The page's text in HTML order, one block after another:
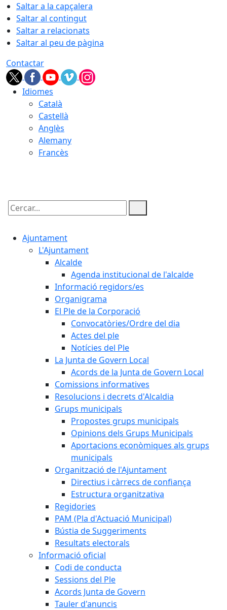
Saltar a la capçalera
Saltar al contingut
Saltar a relacionats
Saltar al peu de pàgina
Contactar
Idiomes
Català
Castellà
Anglès
Alemany
Francès
Cercar:
Ajuntament
L'Ajuntament
Alcalde
Agenda institucional de l'alcalde
Informació regidors/es
Organigrama
El Ple de la Corporació
Convocatòries/Ordre del dia
Actes del ple
Notícies del Ple
La Junta de Govern Local
Acords de la Junta de Govern Local
Comissions informatives
Resolucions i decrets d'Alcaldia
Grups municipals
Propostes grups municipals
Opinions dels Grups Municipals
Aportacions econòmiques als grups
municipals
Organització de l'Ajuntament
Directius i càrrecs de confiança
Estructura organitzativa
Regidories
PAM (Pla d'Actuació Municipal)
Bústia de Suggeriments
Resultats electorals
Informació oficial
Codi de conducta
Sessions del Ple
Acords Junta de Govern
Tauler d'anuncis